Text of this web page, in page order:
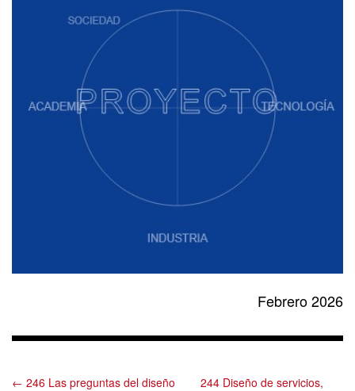
Febrero 2026
← 246 Las preguntas del diseño
244 Diseño de servicios,